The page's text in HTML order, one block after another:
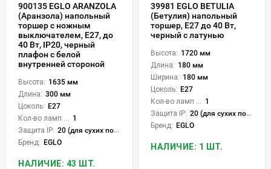
900135 EGLO ARANZOLA
(Аранзола) напольный
торшер с ножным
выключателем, E27, до
40 Вт, IP20, черный
плафон с белой
внутренней стороной
Высота: 1635 мм
Длина: 300 мм
Цоколь: E27
1
Защита IP: 20 (для сухих пом.)
Бренд: EGLO
НАЛИЧИЕ: 43 ШТ.
39981 EGLO BETULIA
(Бетулия) напольный
торшер, E27 до 40 Вт,
черный с латунью
Высота: 1720 мм
Длина: 180 мм
Ширина: 180 мм
Цоколь: E27
1
Защита IP: 20 (для сухих пом.)
Бренд: EGLO
НАЛИЧИЕ: 1 ШТ.